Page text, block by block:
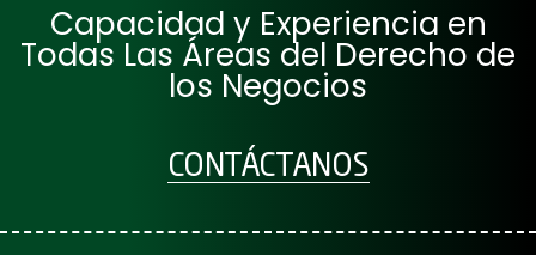
Capacidad y Experiencia en
Todas Las Áreas del Derecho de
los Negocios
CONTÁCTANOS